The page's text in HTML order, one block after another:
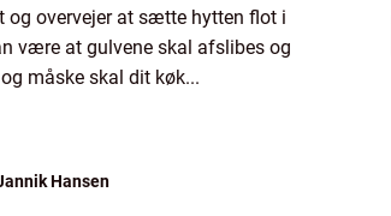
og overvejer at sætte hytten flot i
være at gulvene skal afslibes og
måske skal dit køk...
Hansen